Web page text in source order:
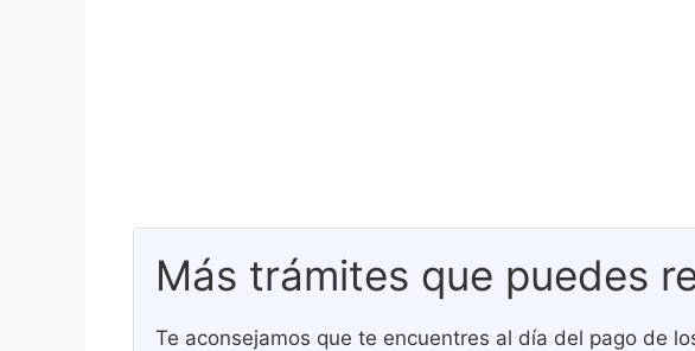
Más trámites que puedes
Te aconsejamos que te encuentres al día del pago de